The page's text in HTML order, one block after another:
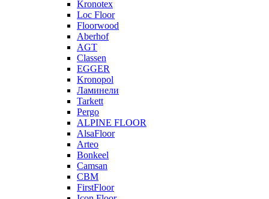
Kronotex
Loc Floor
Floorwood
Aberhof
AGT
Classen
EGGER
Kronopol
Ламинели
Tarkett
Pergo
ALPINE FLOOR
AlsaFloor
Arteo
Bonkeel
Camsan
CBM
FirstFloor